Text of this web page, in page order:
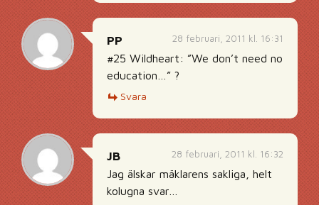
28 februari, 2011 kl. 16:31
PP
#25 Wildheart: ”We don’t need no
education…” ?
Svara
28 februari, 2011 kl. 16:32
JB
Jag älskar mäklarens sakliga, helt
kolugna svar…